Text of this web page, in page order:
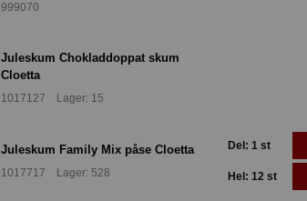
999070
Juleskum Chokladdoppat skum
Cloetta
1017127 Lager: 15
Juleskum Family Mix påse Cloetta
1017717 Lager: 528
Del: 1 st
Hel: 12 st